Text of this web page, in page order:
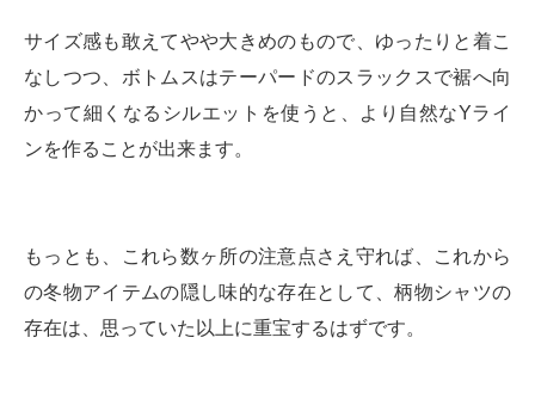
サイズ感も敢えてやや大きめのもので、ゆったりと着こ
なしつつ、ボトムスはテーパードのスラックスで裾へ向
かって細くなるシルエットを使うと、より自然なYライ
ンを作ることが出来ます。
もっとも、これら数ヶ所の注意点さえ守れば、これから
の冬物アイテムの隠し味的な存在として、柄物シャツの
存在は、思っていた以上に重宝するはずです。